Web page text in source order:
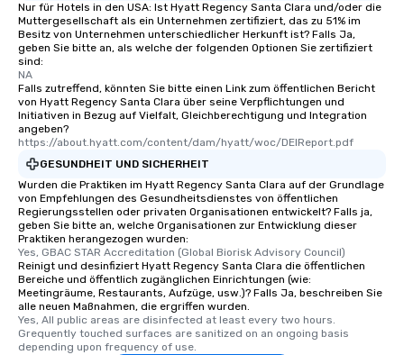
Nur für Hotels in den USA: Ist Hyatt Regency Santa Clara und/oder die
Muttergesellschaft als ein Unternehmen zertifiziert, das zu 51% im
Besitz von Unternehmen unterschiedlicher Herkunft ist? Falls Ja,
geben Sie bitte an, als welche der folgenden Optionen Sie zertifiziert
sind:
NA
Falls zutreffend, könnten Sie bitte einen Link zum öffentlichen Bericht
von Hyatt Regency Santa Clara über seine Verpflichtungen und
Initiativen in Bezug auf Vielfalt, Gleichberechtigung und Integration
angeben?
https://about.hyatt.com/content/dam/hyatt/woc/DEIReport.pdf
GESUNDHEIT UND SICHERHEIT
Wurden die Praktiken im Hyatt Regency Santa Clara auf der Grundlage
von Empfehlungen des Gesundheitsdienstes von öffentlichen
Regierungsstellen oder privaten Organisationen entwickelt? Falls ja,
geben Sie bitte an, welche Organisationen zur Entwicklung dieser
Praktiken herangezogen wurden:
Yes, GBAC STAR Accreditation (Global Biorisk Advisory Council)
Reinigt und desinfiziert Hyatt Regency Santa Clara die öffentlichen
Bereiche und öffentlich zugänglichen Einrichtungen (wie:
Meetingräume, Restaurants, Aufzüge, usw.)? Falls Ja, beschreiben Sie
alle neuen Maßnahmen, die ergriffen wurden.
Yes, All public areas are disinfected at least every two hours.
Grequently touched surfaces are sanitized on an ongoing basis
depending upon frequency of use.